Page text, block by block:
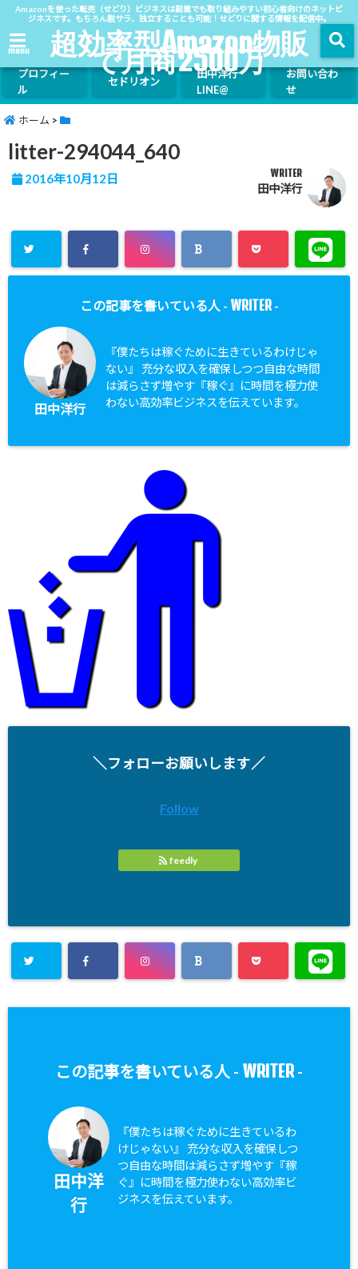
Amazonを使った転売（せどり）ビジネスは副業でも取り組みやすい初心者向けのネットビ
ジネスです。もちろん脱サラ、独立することも可能！せどりに関する情報を配信中。
menu 超効率型Amazon物販
で月商2500万
プロフィー
ル
セドリオン
田中洋行
LINE@
お問い合わ
せ
ホーム >
litter-294044_640
2016年10月12日 WRITER
田中洋行
この記事を書いている人 - WRITER-
田中洋行
『僕たちは稼ぐために生きているわけじゃ
ない』 充分な収入を確保しつつ自由な時間
は減らさず増やす『稼ぐ』に時間を極力使
わない高効率ビジネスを伝えています。
＼フォローお願いします／
Follow
feedly
この記事を書いている人 - WRITER-
田中洋
行
『僕たちは稼ぐために生きているわ
けじゃない』 充分な収入を確保しつ
つ自由な時間は減らさず増やす『稼
ぐ』に時間を極力使わない高効率ビ
ジネスを伝えています。